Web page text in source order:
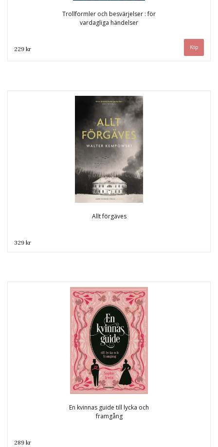
Trollformler och besvärjelser : för
vardagliga händelser
229 kr
Allt förgäves
329 kr
En kvinnas guide till lycka och
framgång
289 kr